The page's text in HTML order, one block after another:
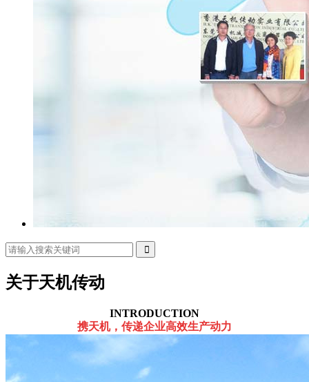
关于天机传动
INTRODUCTION
携天机，传递企业高效生产动力